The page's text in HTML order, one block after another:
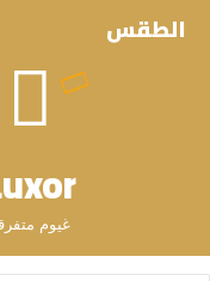
الطقس
غيوم